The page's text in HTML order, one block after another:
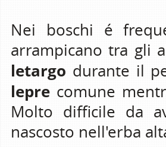
Nei boschi é
arrampicano tra gli
letargo durante il
lepre comune
Molto difficile da
nascosto nell'erba